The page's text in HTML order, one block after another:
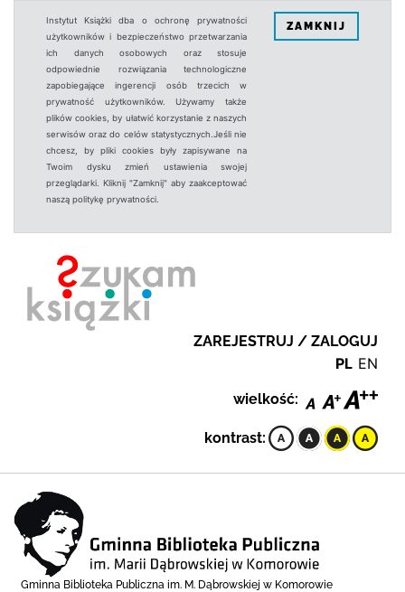
Instytut Książki dba o ochronę prywatności
użytkowników i bezpieczeństwo przetwarzania
ich danych osobowych oraz stosuje
odpowiednie rozwiązania technologiczne
zapobiegające ingerencji osób trzecich w
prywatność użytkowników. Używamy także
plików cookies, by ułatwić korzystanie z naszych
serwisów oraz do celów statystycznych.Jeśli nie
chcesz, by pliki cookies były zapisywane na
Twoim dysku zmień ustawienia swojej
przeglądarki. Kliknij "Zamknij" aby zaakceptować
naszą politykę prywatności.
ZAMKNIJ
ZAREJESTRUJ / ZALOGUJ
PL EN
wielkość:
kontrast:
Gminna Biblioteka Publiczna im. M. Dąbrowskiej w Komorowie